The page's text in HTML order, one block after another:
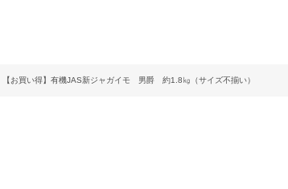
【お買い得】有機JAS新ジャガイモ 男爵 約1.8㎏（サイズ不揃い）